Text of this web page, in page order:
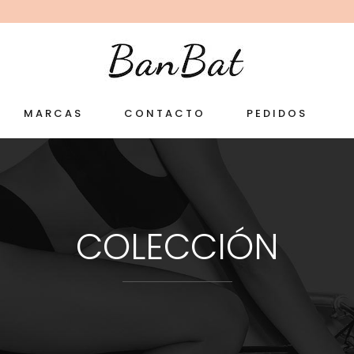
MARCAS CONTACTO PEDIDOS
COLECCIÓN